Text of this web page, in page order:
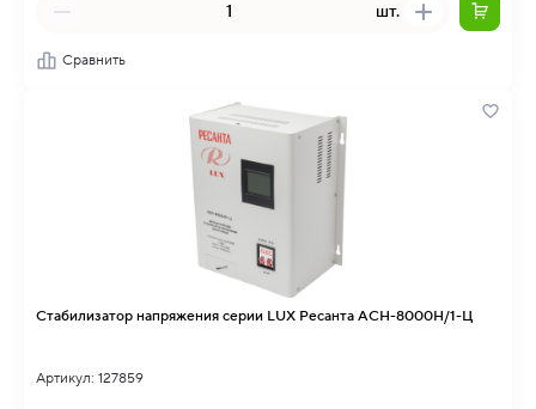
шт.
Сравнить
Стабилизатор напряжения серии LUX Ресанта АСН-8000Н/1-Ц
Артикул: 127859